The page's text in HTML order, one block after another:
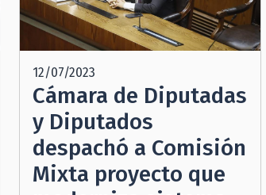
12/07/2023
Cámara de Diputadas
y Diputados
despachó a Comisión
Mixta proyecto que